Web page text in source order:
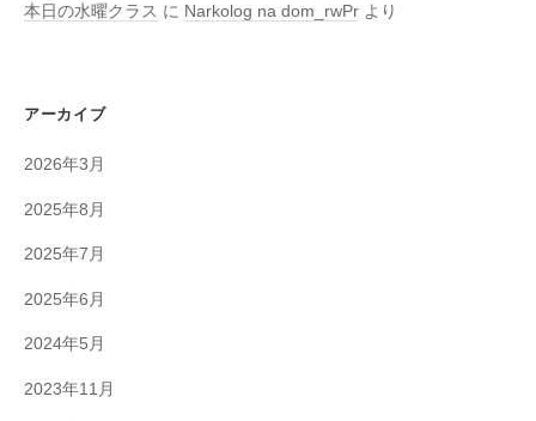
本日の水曜クラス に Narkolog na dom_rwPr より
アーカイブ
2026年3月
2025年8月
2025年7月
2025年6月
2024年5月
2023年11月